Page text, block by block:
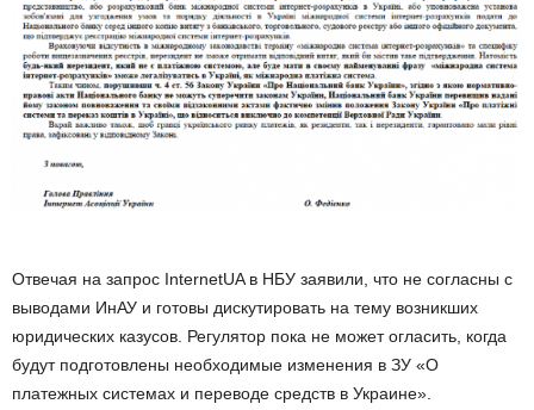
Отвечая на запрос InternetUA в НБУ заявили, что не согласны с
выводами ИнАУ и готовы дискутировать на тему возникших
юридических казусов. Регулятор пока не может огласить, когда
будут подготовлены необходимые изменения в ЗУ «О
платежных системах и переводе средств в Украине».